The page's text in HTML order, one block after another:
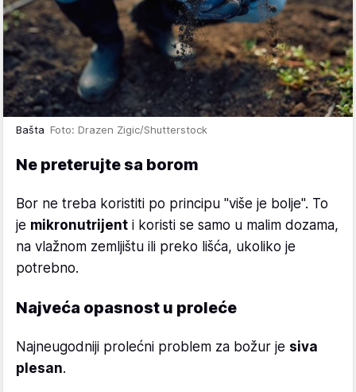
Bašta Foto: Drazen Zigic/Shutterstock
Ne preterujte sa borom
Bor ne treba koristiti po principu "više je bolje". To
je mikronutrijent i koristi se samo u malim dozama,
na vlažnom zemljištu ili preko lišća, ukoliko je
potrebno.
Najveća opasnost u proleće
Najneugodniji prolećni problem za božur je siva
plesan.